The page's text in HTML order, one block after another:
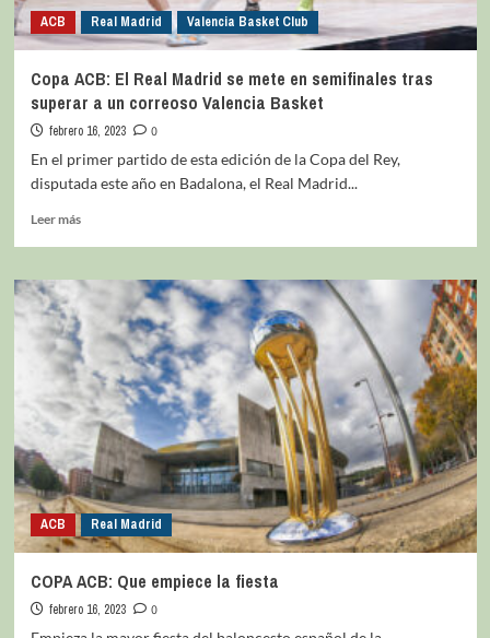
ACB Real Madrid Valencia Basket Club
Copa ACB: El Real Madrid se mete en semifinales tras
superar a un correoso Valencia Basket
febrero 16, 2023
0
En el primer partido de esta edición de la Copa del Rey,
disputada este año en Badalona, el Real Madrid...
Leer más
ACB Real Madrid
COPA ACB: Que empiece la fiesta
febrero 16, 2023
0